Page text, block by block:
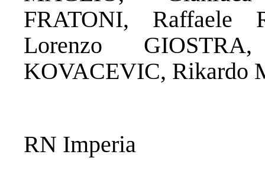
FRATONI, Raffaele
Lorenzo
KOVACEVIC, Rikardo
RN Imperia